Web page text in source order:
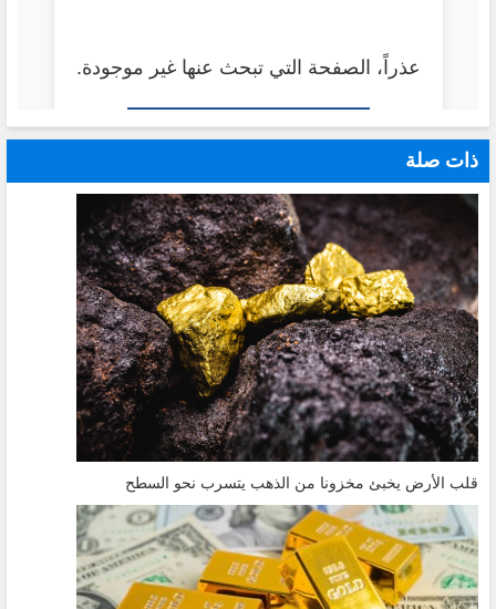
ذات صلة
قلب الأرض يخبئ مخزونا من الذهب يتسرب نحو السطح